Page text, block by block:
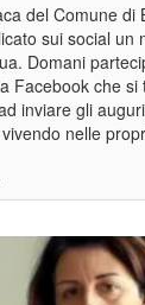
del Comune di
sui social un
Domani
Facebook che
inviare gli
nelle